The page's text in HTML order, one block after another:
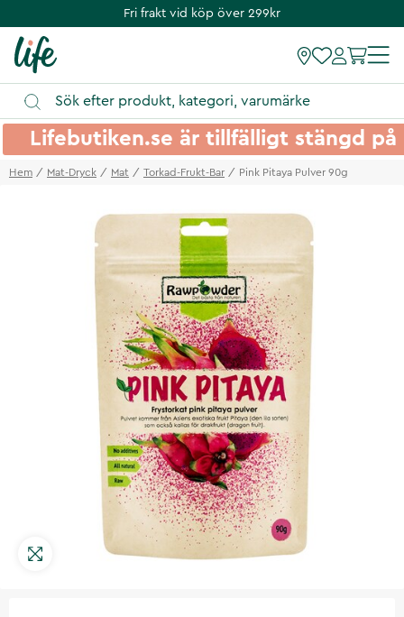
Fri frakt vid köp över 299kr
Lifebutiken.se är tillfälligt stängd
Hem Mat-Dryck Mat Torkad-Frukt-Bar Pink Pitaya Pulver 90g